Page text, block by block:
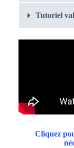
Tutoriel
Cliquez